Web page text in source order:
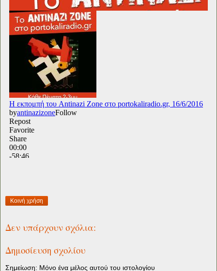
Κοινή χρήση
Δεν υπάρχουν σχόλια:
Δημοσίευση σχολίου
Σημείωση: Μόνο ένα μέλος αυτού του ιστολογίου